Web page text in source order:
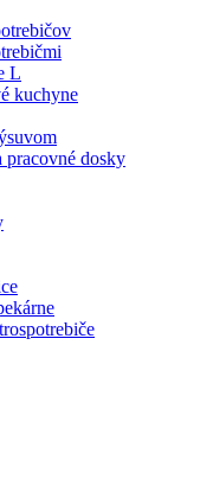
L
kuchyne
pracovné dosky